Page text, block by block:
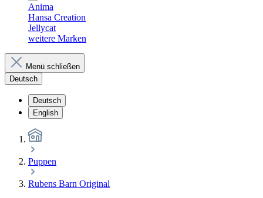
Anima
Hansa Creation
Jellycat
weitere Marken
Menü schließen
Deutsch
Deutsch
English
Puppen
Rubens Barn Original